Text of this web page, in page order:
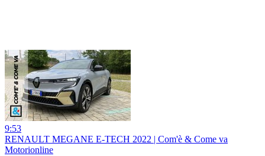
9:53
RENAULT MEGANE E-TECH 2022 | Com'è & Come va
Motorionline